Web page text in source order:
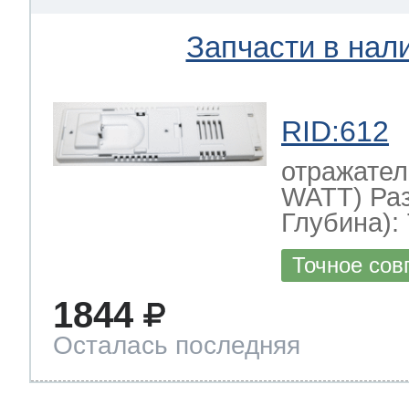
Запчасти в
RID:612
WATT)
Глубина):
Точное
1844
Осталась последняя